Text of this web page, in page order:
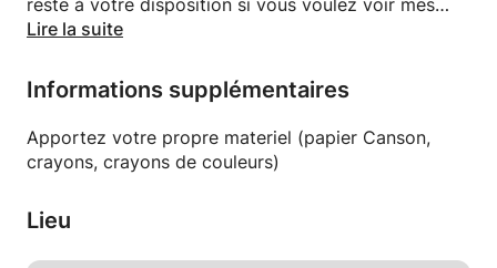
reste à votre disposition si vous voulez voir mes
travaux
Lire la suite
Informations supplémentaires
Apportez votre propre materiel (papier Canson,
crayons, crayons de couleurs)
Lieu